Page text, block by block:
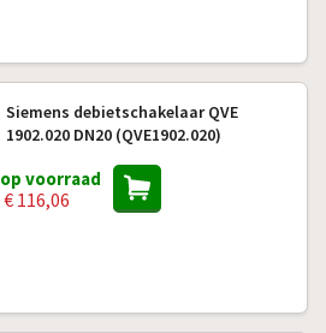
Siemens debietschakelaar QVE
1902.020 DN20 (QVE1902.020)
op voorraad
€ 116,06